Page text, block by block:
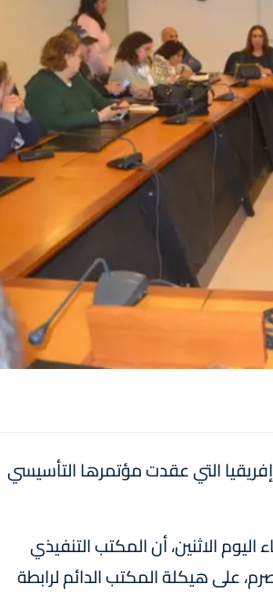
التي عقدت مؤتمرها التأسيسي
الاثنين، أن المكتب التنفيذي
اجتماع له بالمحمدية يوم 27 أبريل المنصرم، على هيكلة المكتب الدائم لرابطة